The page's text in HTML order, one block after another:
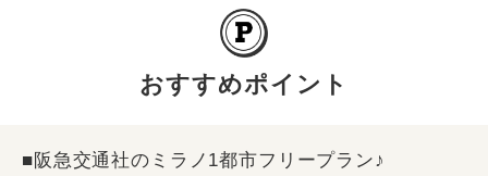
おすすめポイント
■阪急交通社のミラノ1都市フリープラン♪